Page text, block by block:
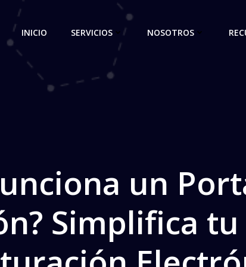
INICIO SERVICIOS NOSOTROS
un
Simplifica